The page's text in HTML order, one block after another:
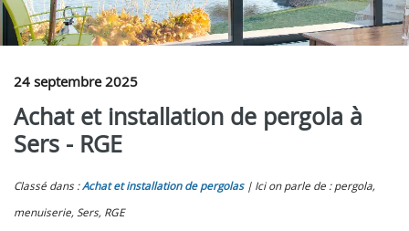
24 septembre 2025
Achat et installation de pergola à
Sers - RGE
Classé dans :Achat et installation de pergolas
Ici on parle de : pergola,
menuiserie, Sers, RGE